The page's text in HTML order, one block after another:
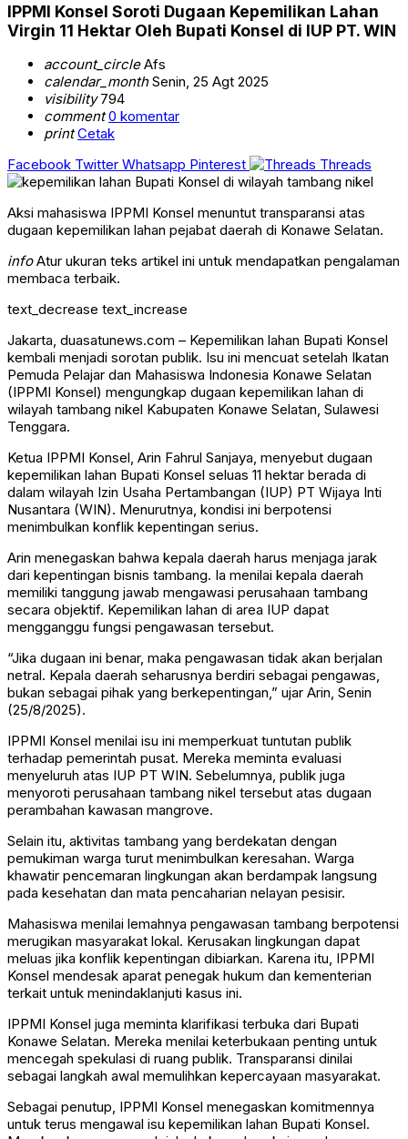
IPPMI Konsel Soroti Dugaan Kepemilikan Lahan
Virgin 11 Hektar Oleh Bupati Konsel di IUP PT. WIN
account_circleAfs
calendar_monthSenin, 25 Agt 2025
visibility794
comment 0 komentar
print Cetak
Facebook Twitter Whatsapp Pinterest Threads
Aksi mahasiswa IPPMI Konsel menuntut transparansi atas
dugaan kepemilikan lahan pejabat daerah di Konawe Selatan.
infoAtur ukuran teks artikel ini untuk mendapatkan pengalaman
membaca terbaik.
text_decrease text_increase
Jakarta, duasatunews.com – Kepemilikan lahan Bupati Konsel
kembali menjadi sorotan publik. Isu ini mencuat setelah Ikatan
Pemuda Pelajar dan Mahasiswa Indonesia Konawe Selatan
(IPPMI Konsel) mengungkap dugaan kepemilikan lahan di
wilayah tambang nikel Kabupaten Konawe Selatan, Sulawesi
Tenggara.
Ketua IPPMI Konsel, Arin Fahrul Sanjaya, menyebut dugaan
kepemilikan lahan Bupati Konsel seluas 11 hektar berada di
dalam wilayah Izin Usaha Pertambangan (IUP) PT Wijaya Inti
Nusantara (WIN). Menurutnya, kondisi ini berpotensi
menimbulkan konflik kepentingan serius.
Arin menegaskan bahwa kepala daerah harus menjaga jarak
dari kepentingan bisnis tambang. Ia menilai kepala daerah
memiliki tanggung jawab mengawasi perusahaan tambang
secara objektif. Kepemilikan lahan di area IUP dapat
mengganggu fungsi pengawasan tersebut.
“Jika dugaan ini benar, maka pengawasan tidak akan berjalan
netral. Kepala daerah seharusnya berdiri sebagai pengawas,
bukan sebagai pihak yang berkepentingan,” ujar Arin, Senin
(25/8/2025).
IPPMI Konsel menilai isu ini memperkuat tuntutan publik
terhadap pemerintah pusat. Mereka meminta evaluasi
menyeluruh atas IUP PT WIN. Sebelumnya, publik juga
menyoroti perusahaan tambang nikel tersebut atas dugaan
perambahan kawasan mangrove.
Selain itu, aktivitas tambang yang berdekatan dengan
pemukiman warga turut menimbulkan keresahan. Warga
khawatir pencemaran lingkungan akan berdampak langsung
pada kesehatan dan mata pencaharian nelayan pesisir.
Mahasiswa menilai lemahnya pengawasan tambang berpotensi
merugikan masyarakat lokal. Kerusakan lingkungan dapat
meluas jika konflik kepentingan dibiarkan. Karena itu, IPPMI
Konsel mendesak aparat penegak hukum dan kementerian
terkait untuk menindaklanjuti kasus ini.
IPPMI Konsel juga meminta klarifikasi terbuka dari Bupati
Konawe Selatan. Mereka menilai keterbukaan penting untuk
mencegah spekulasi di ruang publik. Transparansi dinilai
sebagai langkah awal memulihkan kepercayaan masyarakat.
Sebagai penutup, IPPMI Konsel menegaskan komitmennya
untuk terus mengawal isu kepemilikan lahan Bupati Konsel.